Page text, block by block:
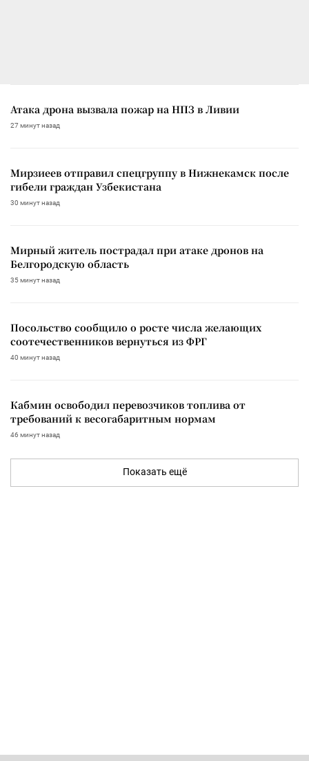
Атака дрона вызвала пожар на НПЗ в Ливии
27 минут назад
Мирзиеев отправил спецгруппу в Нижнекамск после
гибели граждан Узбекистана
30 минут назад
Мирный житель пострадал при атаке дронов на
Белгородскую область
35 минут назад
Посольство сообщило о росте числа желающих
соотечественников вернуться из ФРГ
40 минут назад
Кабмин освободил перевозчиков топлива от
требований к весогабаритным нормам
46 минут назад
Показать ещё